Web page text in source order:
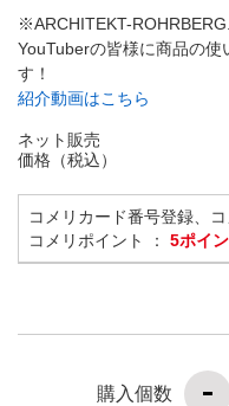
※ARCHITEKT-
YouTuberの皆様に商品の使
す！
紹介動画はこちら
ネット販売
価格（税込）
コメリカード番号登録、
コメリポイント ： 5ポイ
購入個数